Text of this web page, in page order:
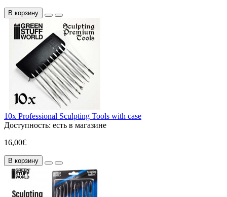
В корзину
10x Professional Sculpting Tools with case
Доступность: есть в магазине
16,00€
В корзину